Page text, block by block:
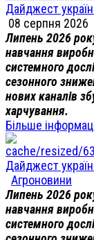
Дайджест
08 серпня 2026
Липень 2026
навчання
системного
сезонного
нових каналів
харчування.
Більше
Дайджест
Агроновини
Липень 2026
навчання
системного